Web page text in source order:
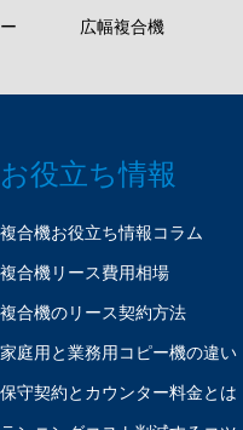
広幅複合機
お役立ち情報
複合機お役立ち情報コラム
複合機リース費用相場
複合機のリース契約方法
家庭用と業務用コピー機の違い
保守契約とカウンター料金とは